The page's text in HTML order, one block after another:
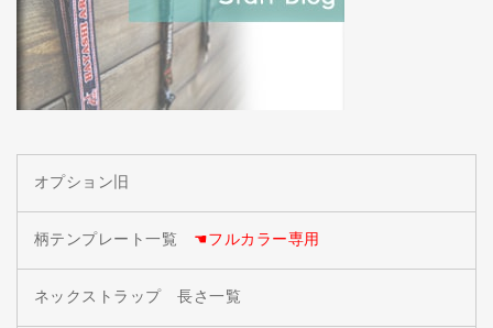
オプション旧
柄テンプレート一覧 ☚フルカラー専用
ネックストラップ 長さ一覧